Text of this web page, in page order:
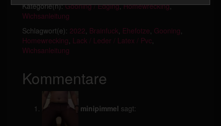
Kategorie(n):Gooning / Edging,Homewrecking,
Wichsanleitung
Schlagwort(e): 2022 Brainfuck Ehefotze Gooning
Homewrecking Lack / Leder / Latex / Pvc
Wichsanleitung
Kommentare
minipimmel sagt: